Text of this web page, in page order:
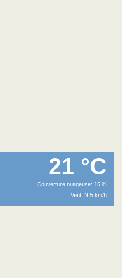
21 °C
Couverture nuageuse: 15 %
Vent: N 5 km/h